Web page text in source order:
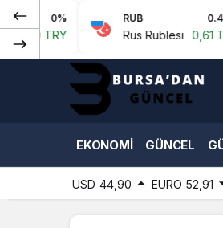
RUB
Rus Rublesi 0,61 TRY
EKONOMI GÜNCEL
USD 44,90 EURO 52,91